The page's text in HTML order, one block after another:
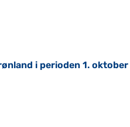
i perioden 1.